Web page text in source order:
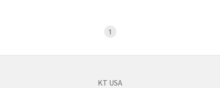
1
KT USA